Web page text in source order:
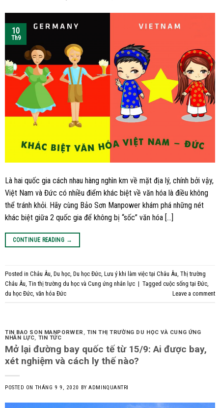
10
Th9
Là hai quốc gia cách nhau hàng nghìn km về mặt địa lý, chính bởi vậy,
Việt Nam và Đức có nhiều điểm khác biệt về văn hóa là điều không
thể tránh khỏi. Hãy cùng Bảo Sơn Manpower khám phá những nét
khác biệt giữa 2 quốc gia để không bị “sốc” văn hóa […]
CONTINUE READING →
Posted in Châu Âu Du học Du học Đức Lưu ý khi làm việc tại Châu Âu Thị trường
Châu Âu Tin thị trường du học và Cung ứng nhân lực | Tagged cuộc sống tại Đức
du học Đức văn hóa Đức Leave a comment
TIN BAO SON MANPORWER , TIN THỊ TRƯỜNG DU HỌC VÀ CUNG ỨNG
NHÂN LỰC, TIN TỨC
Mở lại đường bay quốc tế từ 15/9: Ai được bay,
xét nghiệm và cách ly thế nào?
POSTED ON THÁNG 9 9, 2020 BYADMINQUANTRI